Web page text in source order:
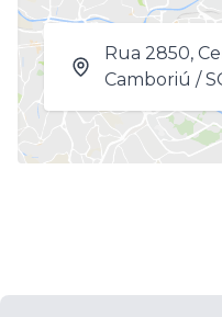
Rua 2850,
Camboriú /